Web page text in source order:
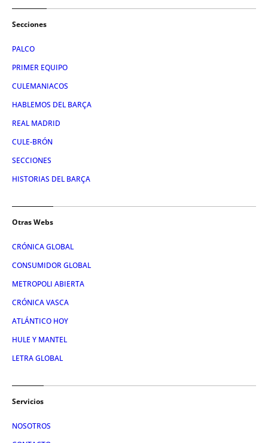
Secciones
PALCO
PRIMER EQUIPO
CULEMANIACOS
HABLEMOS DEL BARÇA
REAL MADRID
CULE-BRÓN
SECCIONES
HISTORIAS DEL BARÇA
Otras Webs
CRÓNICA GLOBAL
CONSUMIDOR GLOBAL
METROPOLI ABIERTA
CRÓNICA VASCA
ATLÁNTICO HOY
HULE Y MANTEL
LETRA GLOBAL
Servicios
NOSOTROS